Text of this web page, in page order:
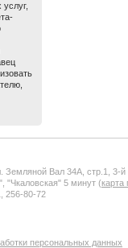
Земляной Вал 34А, стр.1, 3-й
"Чкаловская" 5 минут (карта
256-80-72
персональных данных